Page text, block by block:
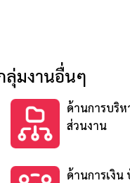
ลุ่มงานอื่นๆ
ด้านการบริ
ส่วนงาน
ด้านการเงิน